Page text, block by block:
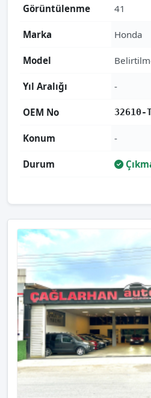
Görüntülenme 41
Marka Honda
Model
Yıl Aralığı -
OEM No 32610-
Konum -
Durum